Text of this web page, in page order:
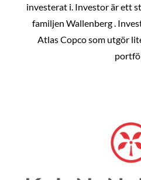
investerat i. Investor är ett
familjen Wallenberg .
Atlas Copco som utgör